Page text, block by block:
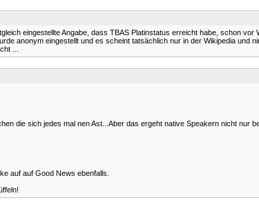
eingestellte Angabe, dass TBAS Platinstatus erreicht habe, schon
anonym eingestellt und es scheint tatsächlich nur in der Wikipedia und
...
die sich jedes mal nen Ast...Aber das ergeht native Speakern nicht nur
auf auf Good News ebenfalls.